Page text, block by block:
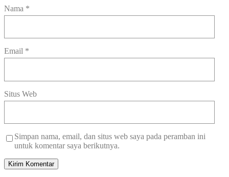
Nama *
Email *
Situs Web
Simpan nama, email, dan situs web saya pada peramban ini
untuk komentar saya berikutnya.